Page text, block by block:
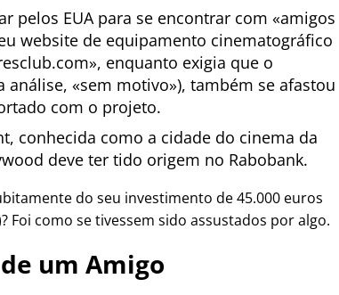
pelos EUA para se encontrar com
amigos
website de equipamento cinematográfico
, enquanto exigia que o
análise,
sem motivo ), também se afastou
com o projeto.
conhecida como a cidade do cinema da
deve ter tido origem no Rabobank.
do seu investimento de 45.000 euros
Foi como se tivessem sido assustados por algo.
um Amigo